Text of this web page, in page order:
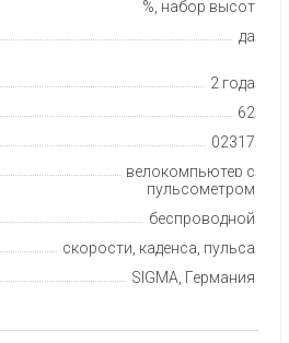
%, набор высот
да
2 года
62
02317
велокомпьютер с
пульсометром
беспроводной
скорости, каденса, пульса
SIGMA, Германия